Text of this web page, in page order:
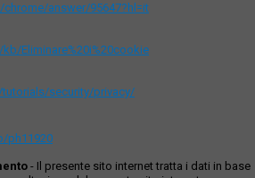
answer/95647?hl=it
Eliminare%20i%20cookie
security/privacy/
ph11920
- Il presente sito internet tratta i dati in base